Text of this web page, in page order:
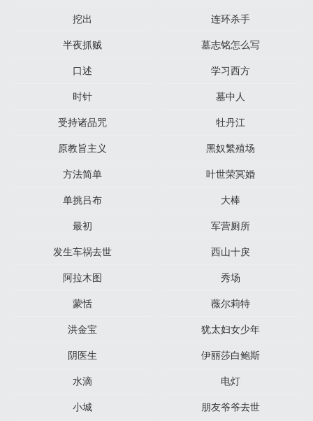
挖出
连环杀手
半夜抓贼
墓志铭怎么写
口述
学习西方
时针
墓中人
受持诸品咒
牡丹江
原教旨主义
黑奴繁殖场
方法简单
叶世荣冥婚
单挑吕布
大棒
最初
军营厕所
发生车祸去世
西山十戾
阿拉木图
秀场
蒙恬
薇尔莉特
洪金宝
犹太妇女少年
阴医生
伊丽莎白鲍斯
水滴
电灯
小城
朋友爷爷去世